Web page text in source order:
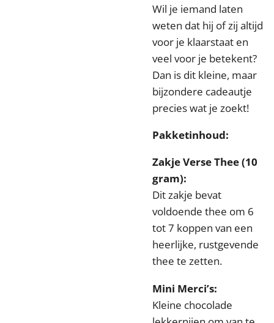
Wil je iemand laten
weten dat hij of zij altijd
voor je klaarstaat en
veel voor je betekent?
Dan is dit kleine, maar
bijzondere cadeautje
precies wat je zoekt!
Pakketinhoud:
Zakje Verse Thee (10
gram):
Dit zakje bevat
voldoende thee om 6
tot 7 koppen van een
heerlijke, rustgevende
thee te zetten.
Mini Merci’s:
Kleine chocolade